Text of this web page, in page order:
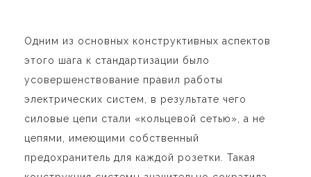
Одним из основных конструктивных аспектов
этого шага к стандартизации было
усовершенствование правил работы
электрических систем, в результате чего
силовые цепи стали «кольцевой сетью», а не
цепями, имеющими собственный
предохранитель для каждой розетки. Такая